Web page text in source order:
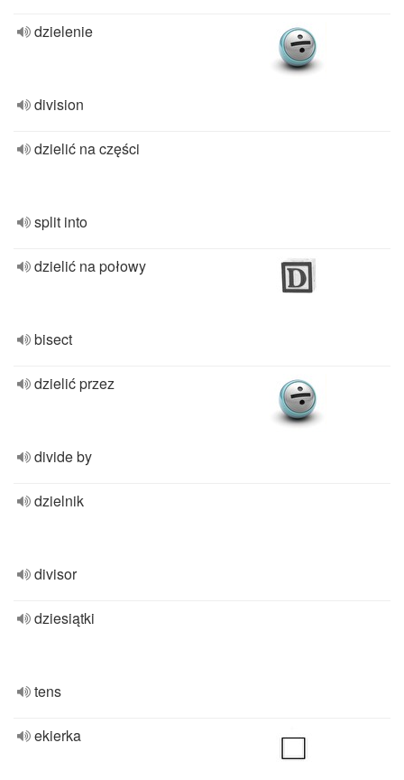
dzielenie
division
dzielić na części
split into
dzielić na połowy
bisect
dzielić przez
divide by
dzielnik
divisor
dziesiątki
tens
ekierka